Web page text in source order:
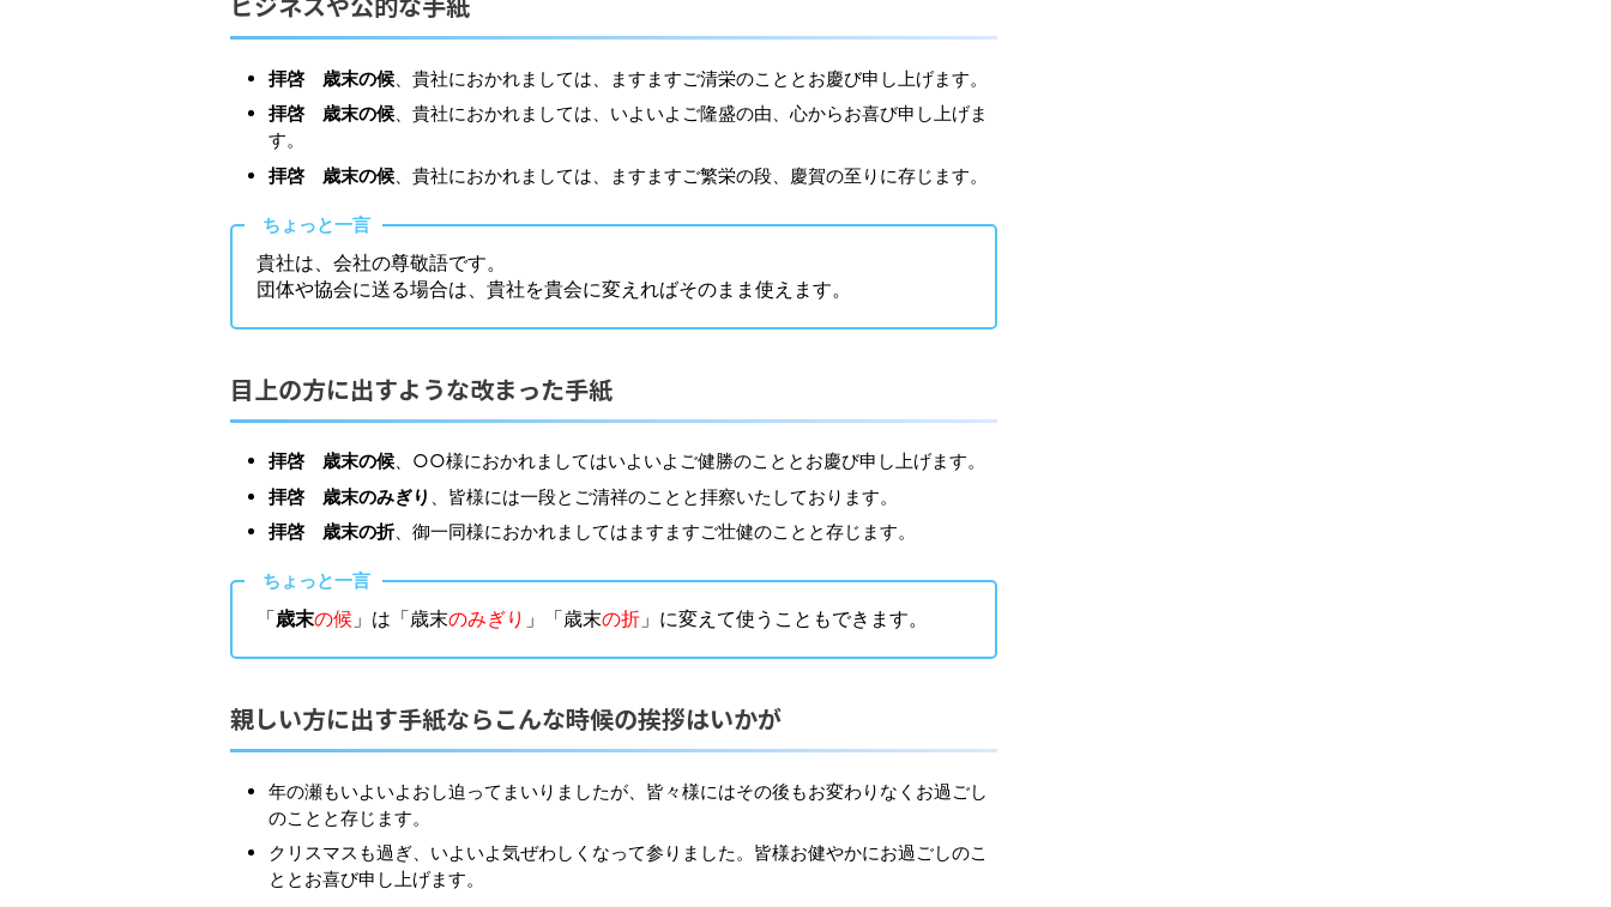
拝啓 歳末の候 、貴社におかれましては、ますますご清栄のこととお慶び申し上げます。
拝啓 歳末の候、貴社におかれましては、いよいよご隆盛の由、心からお喜び申し上げま
す。
拝啓 歳末の候 、貴社におかれましては、ますますご繁栄の段、慶賀の至りに存じます。
ちょっと一言
貴社は、会社の尊敬語です。
団体や協会に送る場合は、貴社を貴会に変えればそのまま使えます。
目上の方に出すような改まった手紙
拝啓 歳末の候、○○様におかれましてはいよいよご健勝のこととお慶び申し上げます。
拝啓 歳末のみぎり
、皆様には一段とご清祥のことと拝察いたしております。
拝啓 歳末の折、御一同様におかれましてはますますご壮健のことと存じます。
ちょっと一言
「歳末の候 」は「歳末のみぎり 」「歳末の折 」に変えて使うこともできます。
親しい方に出す手紙ならこんな時候の挨拶はいかが
年の瀬もいよいよおし迫ってまいりましたが、皆々様にはその後もお変わりなくお過ごし
のことと存じます。
クリスマスも過ぎ、いよいよ気ぜわしくなって参りました。皆様お健やかにお過ごしのこ
ととお喜び申し上げます。